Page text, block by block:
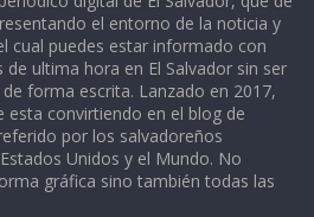
el entorno de la noticia y
cual puedes estar informado con
ultima hora en El Salvador sin ser
forma escrita. Lanzado en 2017,
convirtiendo en el blog de
por los salvadoreños
Unidos y el Mundo. No
gráfica sino también todas las